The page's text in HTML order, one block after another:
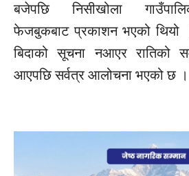
बजेपछि निसीखोला
फेजबुकबाट प्रकाशन भएको थियो
बिदाको सूचना नआएर रातिको
आएपछि सर्वत्र आलोचना भएको छ ।